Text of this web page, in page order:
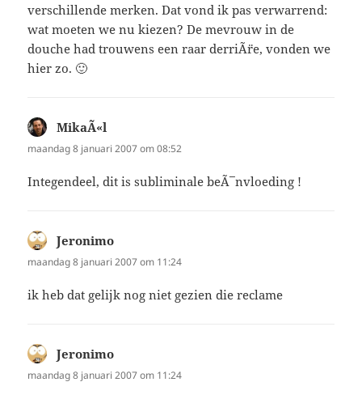
verschillende merken. Dat vond ik pas verwarrend:
wat moeten we nu kiezen? De mevrouw in de
douche had trouwens een raar derriÃ¨re, vonden we
hier zo. 🙂
MikaÃ«l
maandag 8 januari 2007 om 08:52
Integendeel, dit is subliminale beÃ¯nvloeding !
Jeronimo
maandag 8 januari 2007 om 11:24
ik heb dat gelijk nog niet gezien die reclame
Jeronimo
maandag 8 januari 2007 om 11:24